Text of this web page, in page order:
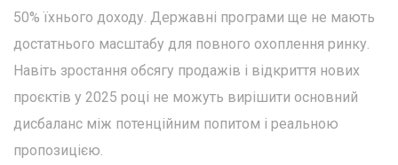
50% їхнього доходу. Державні програми ще не мають
достатнього масштабу для повного охоплення ринку.
Навіть зростання обсягу продажів і відкриття нових
проєктів у 2025 році не можуть вирішити основний
дисбаланс між потенційним попитом і реальною
пропозицією.